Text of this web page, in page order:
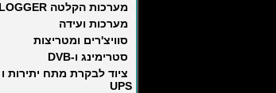
מערכות הקלטה LOGGER
מערכות ועידה
סוויצ'רים ומטריצות
סטרימינג ו-DVB
ציוד לבקרת מתח יתירות ו
UPS